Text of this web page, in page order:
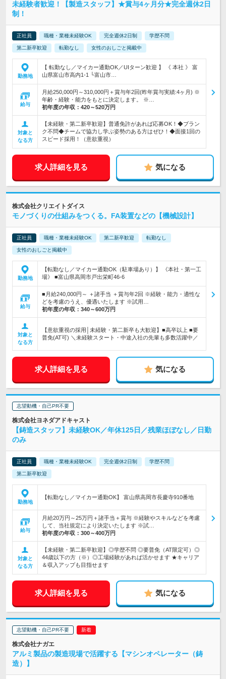
未経験者歓迎！【製造スタッフ】★賞与4ヶ月分★完全週休2日
制！
正社員 職種・業種未経験OK 完全週休2日制 学歴不問
第二新卒歓迎 転勤なし 女性のおしごと掲載中
勤務地
【 転勤なし／マイカー通勤OK／UIターン歓迎 】 《 本社 》 富
山県富山市高内1-1 └富山市…
給与
月給250,000円～310,000円＋賞与年2回(昨年賞与実績:4ヶ月) ※
年齢・経験・能力をもとに決定します。 ※…
初年度の年収： 420～520万円
対象と
なる方
【未経験・第二新卒歓迎】普通免許があれば応募OK！◆ブラン
ク不問◆チームで協力し学ぶ姿勢のある方はぜひ！◆面接1回の
スピード採用！（意欲重視）
求人詳細を見る 気になる
株式会社クリエイトダイス
モノづくりの仕組みをつくる。FA装置などの【機械設計】
正社員 職種・業種未経験OK 第二新卒歓迎 転勤なし
女性のおしごと掲載中
勤務地
【転勤なし／マイカー通勤OK（駐車場あり）】 《本社・第一工
場》 ■富山県高岡市戸出栄町46-6
給与
■月給240,000円～ ＋諸手当 ＋賞与年2回 ※経験・能力・適性な
どを考慮のうえ、優遇いたします ※試用…
初年度の年収： 340～600万円
対象と
なる方
【意欲重視の採用│未経験・第二新卒も大歓迎】■高卒以上 ■要
普免(AT可) ＼未経験スタート・中途入社の先輩も多数活躍中／
求人詳細を見る 気になる
志望動機・自己PR不要
株式会社ヨネダアドキャスト
【鋳造スタッフ】未経験OK／年休125日／残業ほぼなし／日勤
のみ
正社員 職種・業種未経験OK 完全週休2日制 学歴不問
第二新卒歓迎
勤務地
【転勤なし／マイカー通勤OK】 富山県高岡市長慶寺910番地
給与
月給20万円～25万円＋諸手当＋賞与 ※経験やスキルなどを考慮
して、当社規定により決定いたします ※試…
初年度の年収： 300～400万円
対象と
なる方
【未経験・第二新卒歓迎】◎学歴不問 ◎要普免（AT限定可）◎
44歳以下の方（※）◎工場経験があれば活かせます ★キャリア
＆収入アップも目指せます
求人詳細を見る 気になる
志望動機・自己PR不要
株式会社ナガエ
アルミ製品の製造現場で活躍する【マシンオペレーター（鋳
造）】